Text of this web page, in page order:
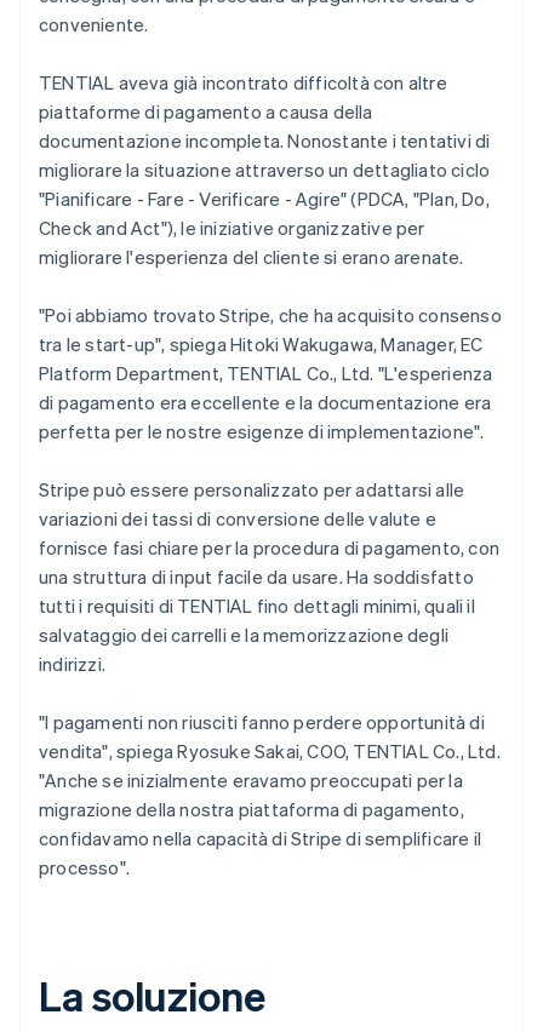
conveniente.
TENTIAL aveva già incontrato difficoltà con altre
piattaforme di pagamento a causa della
documentazione incompleta. Nonostante i tentativi di
migliorare la situazione attraverso un dettagliato ciclo
"Pianificare - Fare - Verificare - Agire" (PDCA, "Plan, Do,
Check and Act"), le iniziative organizzative per
migliorare l'esperienza del cliente si erano arenate.
"Poi abbiamo trovato Stripe, che ha acquisito consenso
tra le start-up", spiega Hitoki Wakugawa, Manager, EC
Platform Department, TENTIAL Co., Ltd. "L'esperienza
di pagamento era eccellente e la documentazione era
perfetta per le nostre esigenze di implementazione".
Stripe può essere personalizzato per adattarsi alle
variazioni dei tassi di conversione delle valute e
fornisce fasi chiare per la procedura di pagamento, con
una struttura di input facile da usare. Ha soddisfatto
tutti i requisiti di TENTIAL fino dettagli minimi, quali il
salvataggio dei carrelli e la memorizzazione degli
indirizzi.
"I pagamenti non riusciti fanno perdere opportunità di
vendita", spiega Ryosuke Sakai, COO, TENTIAL Co., Ltd.
"Anche se inizialmente eravamo preoccupati per la
migrazione della nostra piattaforma di pagamento,
confidavamo nella capacità di Stripe di semplificare il
processo".
La soluzione